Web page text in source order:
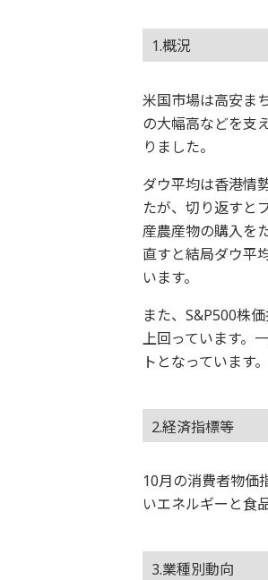
1.概況
米国市場は高安ま
の大幅高などを支
りました。
ダウ平均は香港情
たが、切り返すと
産農産物の購入を
直すと結局ダウ平
います。
また、S&P500株
上回っています。
トとなっています。
2.経済指標等
10月の消費者物価
いエネルギーと食
3.業種別動向